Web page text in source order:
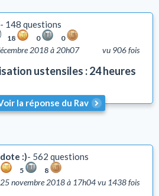
148 questions
18 0 0
vu 906 fois
2018 à 20h07
ustensiles : 24 heures
la réponse du Rav
:) 562 questions
5 8
vu 1438 fois
novembre 2018 à 17h04